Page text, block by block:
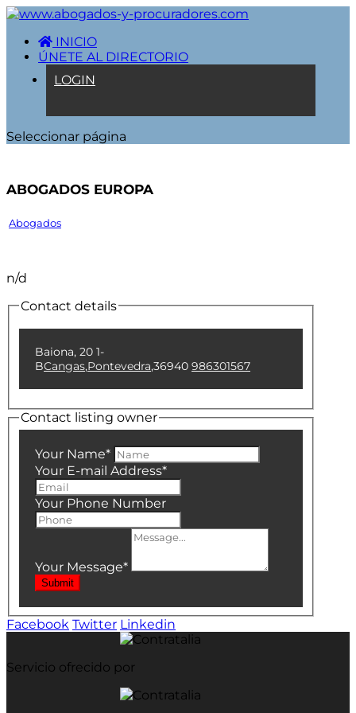
INICIO
ÚNETE AL DIRECTORIO
LOGIN
Seleccionar página
Abogados Europa
Abogados
n/d
Contact details
Baiona, 20 1-
BCangas,Pontevedra,36940 986301567
Contact listing owner
Your Name*
Your E-mail Address*
Your Phone Number
Your Message*
Submit
Facebook Twitter Linkedin
Servicio ofrecido por